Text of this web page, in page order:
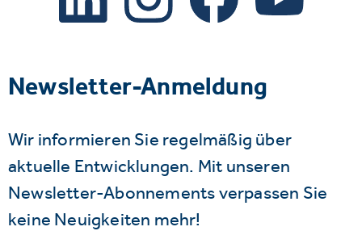
Newsletter-Anmeldung
Wir informieren Sie regelmäßig über
aktuelle Entwicklungen. Mit unseren
Newsletter-Abonnements verpassen Sie
keine Neuigkeiten mehr!